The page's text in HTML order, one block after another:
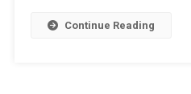
Continue Reading